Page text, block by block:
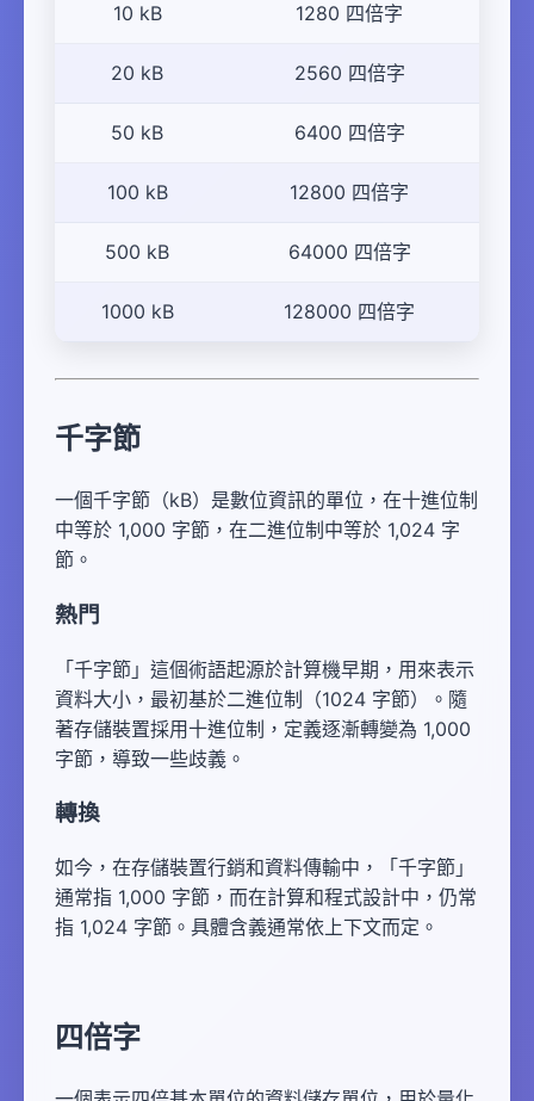
10 kB 1280 四倍字
20 kB 2560 四倍字
50 kB 6400 四倍字
100 kB 12800 四倍字
500 kB 64000 四倍字
1000 kB 128000 四倍字
千字節
一個千字節（kB）是數位資訊的單位，在十進位制
中等於 1,000 字節，在二進位制中等於 1,024 字
節。
熱門
「千字節」這個術語起源於計算機早期，用來表示
資料大小，最初基於二進位制（1024 字節）。隨
著存儲裝置採用十進位制，定義逐漸轉變為 1,000
字節，導致一些歧義。
轉換
如今，在存儲裝置行銷和資料傳輸中，「千字節」
通常指 1,000 字節，而在計算和程式設計中，仍常
指 1,024 字節。具體含義通常依上下文而定。
四倍字